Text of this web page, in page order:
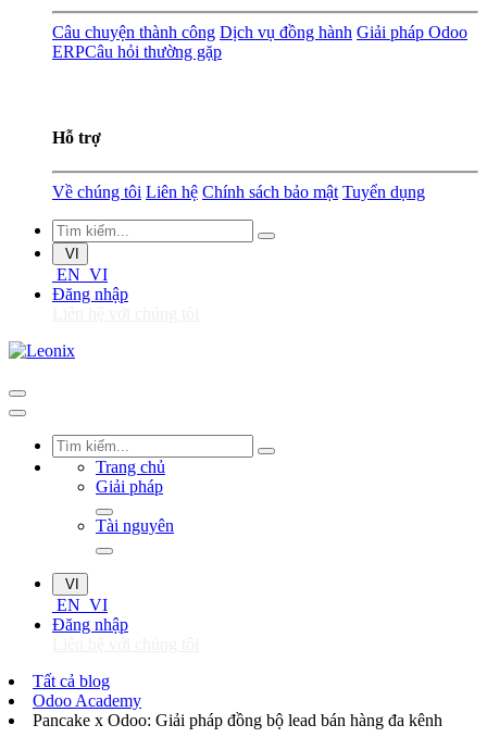
Câu chuyện thành công Dịch vụ đồng hành Giải pháp Odoo
ERPCâu hỏi thường gặp
Hỗ trợ
Về chúng tôi Liên hệ Chính sách bảo mật Tuyển dụng
VI
EN VI
Đăng nhập
Trang chủ
Giải pháp
Tài nguyên
VI
EN VI
Đăng nhập
Tất cả blog
Odoo Academy
Pancake x Odoo: Giải pháp đồng bộ lead bán hàng đa kênh